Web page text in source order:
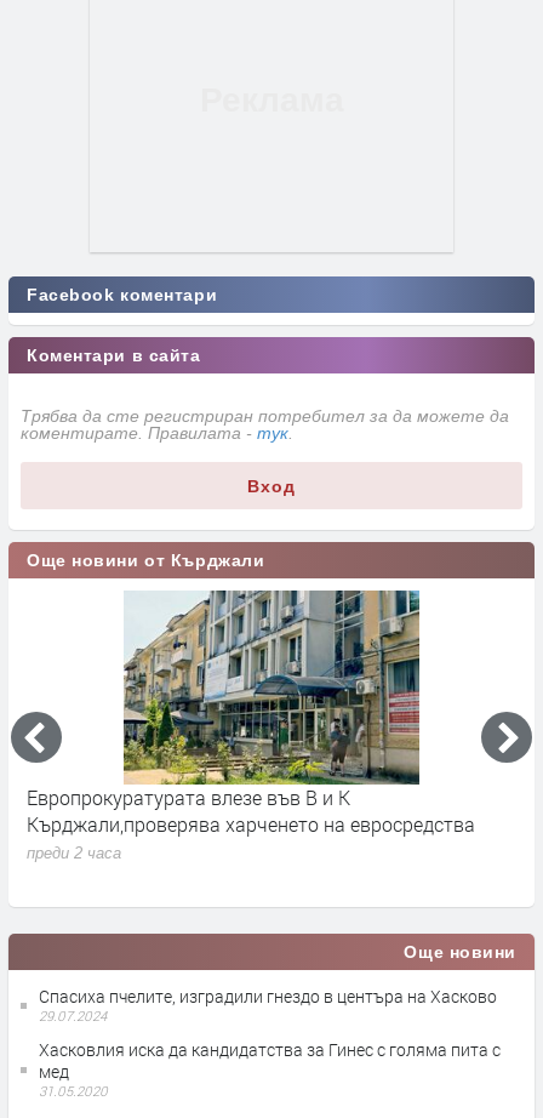
Facebook коментари
Коментари в сайта
Трябва да сте регистриран потребител за да можете да
коментирате. Правилата - тук
Вход
Още новини от Кърджали
Европрокуратурата влезе във В и К
Кърджали,проверява харченето на евросредства
преди 2 часа
Още новини
Спасиха пчелите, изградили гнездо в центъра на Хасково
29.07.2024
Хасковлия иска да кандидатства за Гинес с голяма пита с
мед
31.05.2020